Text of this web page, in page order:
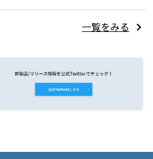
一覧をみる